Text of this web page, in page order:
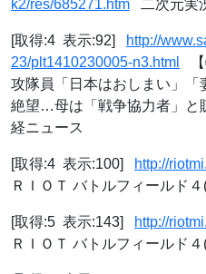
k2/res/685271.htm 二次元実
[取得:4 表示:92]
http://
23/plt1410230005-n3.html
【
攻隊員「日本はおしまい」「
絶望…母は「戦争協力者」
経ニュース
[取得:4 表示:100]
http://
ＲＩＯＴ バトルフィールド
[取得:5 表示:143]
http://
ＲＩＯＴ バトルフィールド